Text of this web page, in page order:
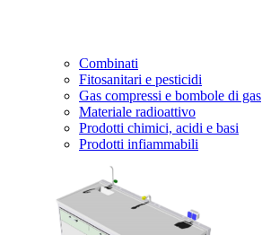
Combinati
Fitosanitari e pesticidi
Gas compressi e bombole di gas
Materiale radioattivo
Prodotti chimici, acidi e basi
Prodotti infiammabili